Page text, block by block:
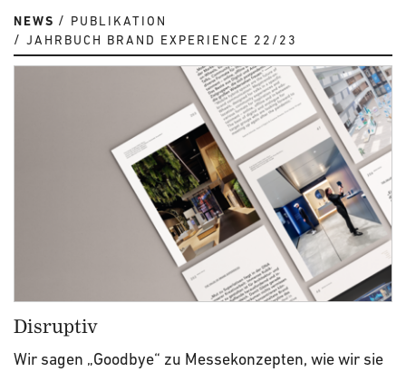
NEWS
PUBLIKATION
JAHRBUCH BRAND EXPERIENCE 22/23
Disruptiv
Wir sagen „Goodbye“ zu Messekonzepten, wie wir sie